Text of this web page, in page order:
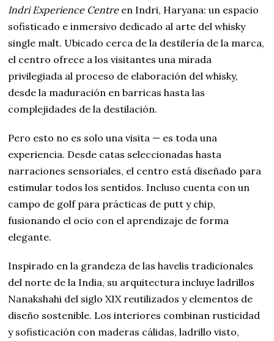
Indri Experience Centreen Indri, Haryana: un espacio
sofisticado e inmersivo dedicado al arte del whisky
single malt. Ubicado cerca de la destilería de la marca,
el centro ofrece a los visitantes una mirada
privilegiada al proceso de elaboración del whisky,
desde la maduración en barricas hasta las
complejidades de la destilación.
Pero esto no es solo una visita — es toda una
experiencia. Desde catas seleccionadas hasta
narraciones sensoriales, el centro está diseñado para
estimular todos los sentidos. Incluso cuenta con un
campo de golf para prácticas de putt y chip,
fusionando el ocio con el aprendizaje de forma
elegante.
Inspirado en la grandeza de las havelis tradicionales
del norte de la India, su arquitectura incluye ladrillos
Nanakshahi del siglo XIX reutilizados y elementos de
diseño sostenible. Los interiores combinan rusticidad
y sofisticación con maderas cálidas, ladrillo visto,